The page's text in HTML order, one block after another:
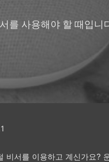
를 사용해야 할 때입니
서를 이용하고 계신가요?